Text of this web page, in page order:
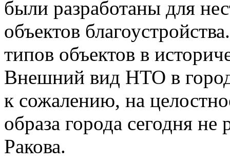
были разработаны для
объектов
типов объектов в
Внешний вид НТО в
к сожалению, на
образа города сегодня
Ракова.